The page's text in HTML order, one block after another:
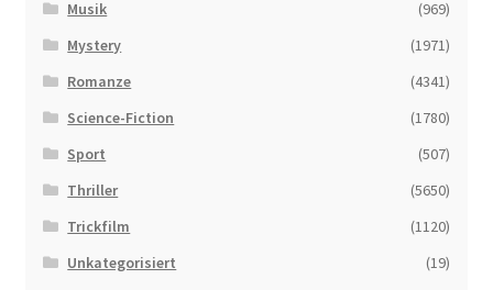
Musik
(969)
Mystery
(1971)
Romanze
(4341)
Science-Fiction
(1780)
Sport
(507)
Thriller
(5650)
Trickfilm
(1120)
Unkategorisiert
(19)